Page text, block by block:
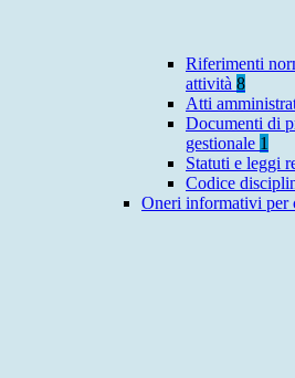
Riferimenti
attività 8
Atti
Documenti di
gestionale 1
Statuti e leggi
Codice
Oneri informativi per